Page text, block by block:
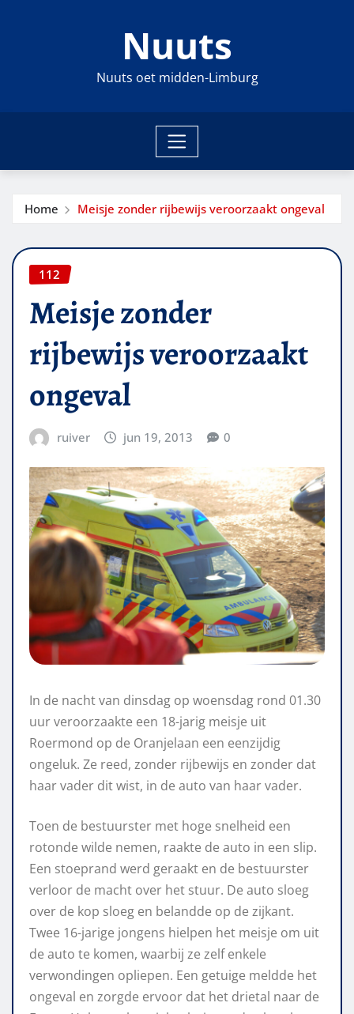
Nuuts
Nuuts oet midden-Limburg
Home Meisje zonder rijbewijs veroorzaakt ongeval
112
Meisje zonder
rijbewijs veroorzaakt
ongeval
ruiver jun 19, 2013 0
In de nacht van dinsdag op woensdag rond 01.30
uur veroorzaakte een 18-jarig meisje uit
Roermond op de Oranjelaan een eenzijdig
ongeluk. Ze reed, zonder rijbewijs en zonder dat
haar vader dit wist, in de auto van haar vader.
Toen de bestuurster met hoge snelheid een
rotonde wilde nemen, raakte de auto in een slip.
Een stoeprand werd geraakt en de bestuurster
verloor de macht over het stuur. De auto sloeg
over de kop sloeg en belandde op de zijkant.
Twee 16-jarige jongens hielpen het meisje om uit
de auto te komen, waarbij ze zelf enkele
verwondingen opliepen. Een getuige meldde het
ongeval en zorgde ervoor dat het drietal naar de